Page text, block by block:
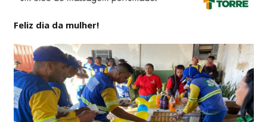
Feliz dia da mulher!